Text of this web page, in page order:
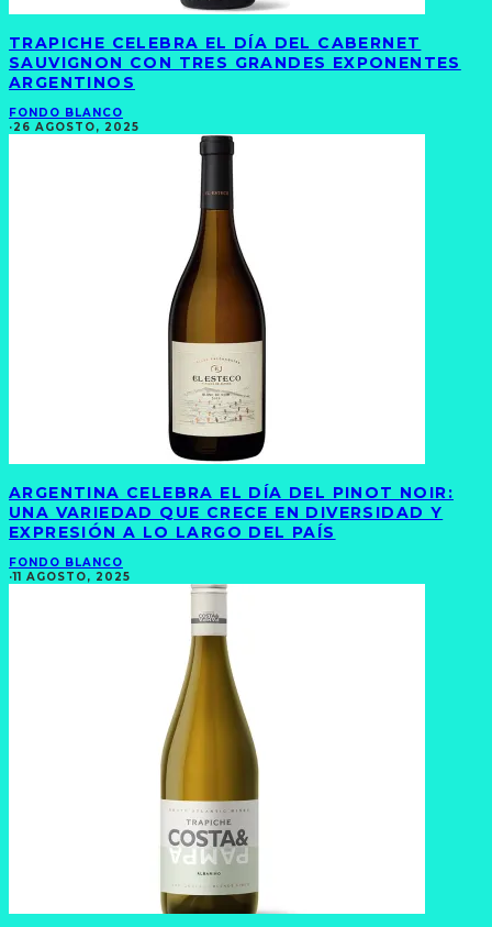
TRAPICHE CELEBRA EL DÍA DEL CABERNET
SAUVIGNON CON TRES GRANDES EXPONENTES
ARGENTINOS
FONDO BLANCO
·26 AGOSTO, 2025
ARGENTINA CELEBRA EL DÍA DEL PINOT NOIR:
UNA VARIEDAD QUE CRECE EN DIVERSIDAD Y
EXPRESIÓN A LO LARGO DEL PAÍS
FONDO BLANCO
·11 AGOSTO, 2025